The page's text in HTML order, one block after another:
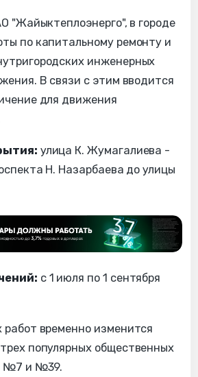
"Жайыктеплоэнерго", в городе
по капитальному ремонту и
инженерных
В связи с этим вводится
для движения
улица К. Жумагалиева -
Н. Назарбаева до улицы
с 1 июля по 1 сентября
временно изменится
популярных общественных
№7 и №39.